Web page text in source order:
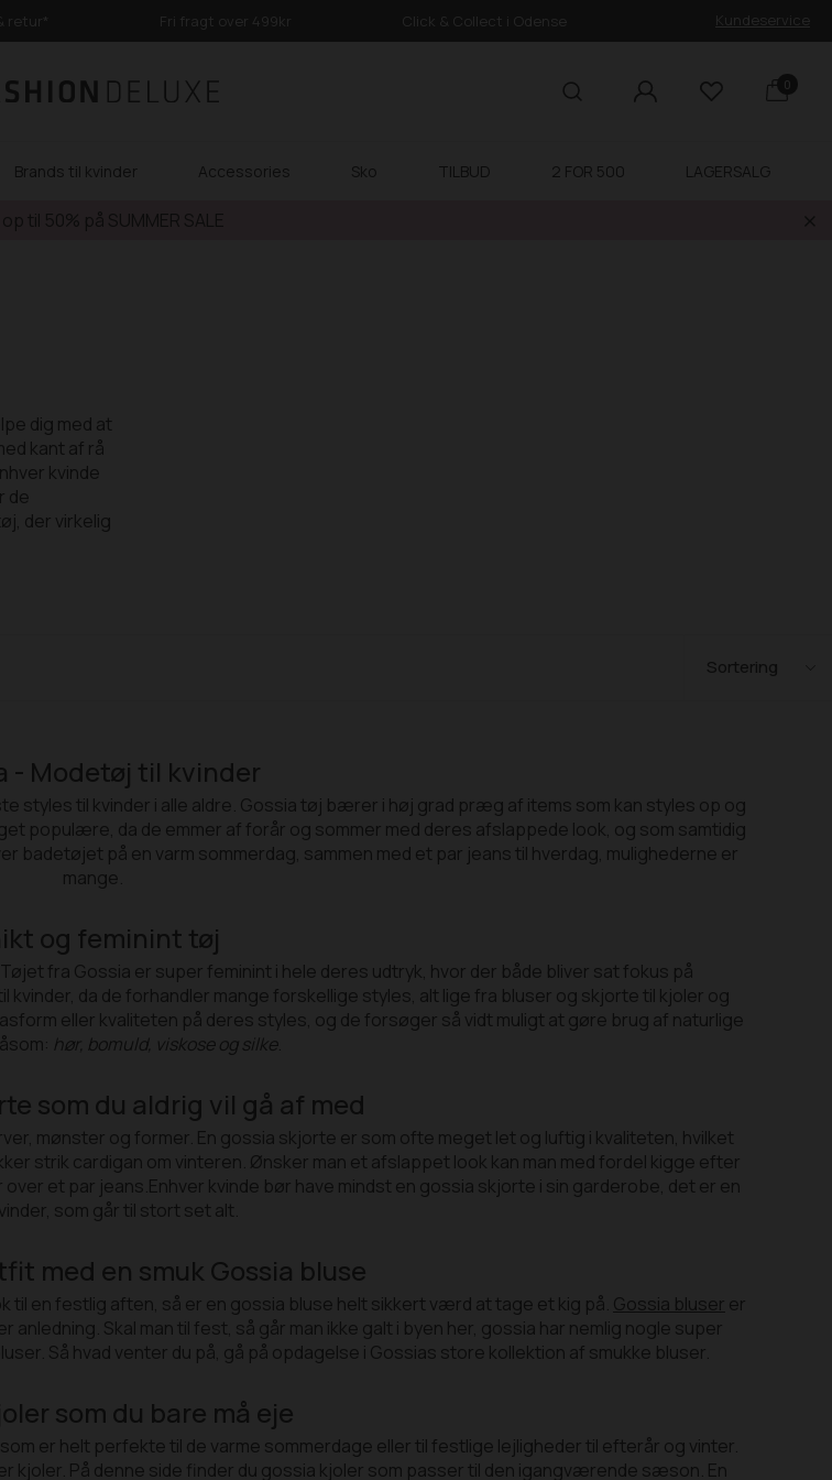
retur* Fri fragt over 499kr Click & Collect i Odense Kundeservice
0
Brands til kvinder Accessories Sko TILBUD 2 FOR 500 LAGERSALG
dig med at
kant af rå
kvinde
de
der virkelig
- Modetøj til kvinder
styles til kvinder i alle aldre. Gossia tøj bærer i høj grad præg af items som kan styles op og
populære, da de emmer af forår og sommer med deres afslappede look, og som samtidig
badetøjet på en varm sommerdag, sammen med et par jeans til hverdag, mulighederne er
mange.
og feminint tøj
fra Gossia er super feminint i hele deres udtryk, hvor der både bliver sat fokus på
da de forhandler mange forskellige styles, alt lige fra bluser og skjorte til kjoler og
eller kvaliteten på deres styles, og de forsøger så vidt muligt at gøre brug af naturlige
hør, bomuld, viskose og silke.
som du aldrig vil gå af med
mønster og former. En gossia skjorte er som ofte meget let og luftig i kvaliteten, hvilket
strik cardigan om vinteren. Ønsker man et afslappet look kan man med fordel kigge efter
et par jeans.Enhver kvinde bør have mindst en gossia skjorte i sin garderobe, det er en
som går til stort set alt.
med en smuk Gossia bluse
til en festlig aften, så er en gossia bluse helt sikkert værd at tage et kig på. Gossia bluser er
Skal man til fest, så går man ikke galt i byen her, gossia har nemlig nogle super
Så hvad venter du på, gå på opdagelse i Gossias store kollektion af smukke bluser.
som du bare må eje
som er helt perfekte til de varme sommerdage eller til festlige lejligheder til efterår og vinter.
kjoler. På denne side finder du gossia kjoler som passer til den igangværende sæson. En